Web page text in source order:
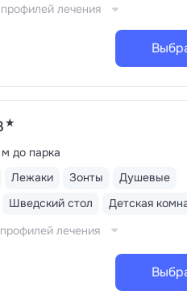
профилей лечения
★
до парка
Лежаки Зонты
Душевые
Шведский стол Детская
лечения